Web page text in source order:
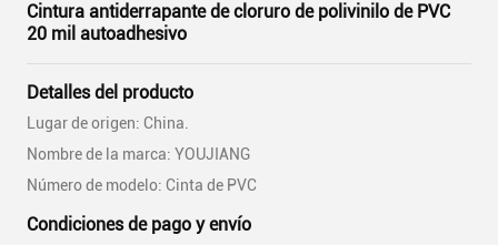
Cintura antiderrapante de cloruro de polivinilo de PVC
20 mil autoadhesivo
Detalles del producto
Lugar de origen: China.
Nombre de la marca: YOUJIANG
Número de modelo: Cinta de PVC
Condiciones de pago y envío